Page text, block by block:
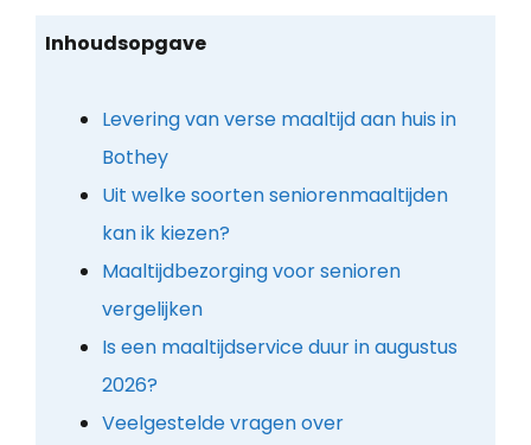
Inhoudsopgave
Levering van verse maaltijd aan huis in
Bothey
Uit welke soorten seniorenmaaltijden
kan ik kiezen?
Maaltijdbezorging voor senioren
vergelijken
Is een maaltijdservice duur in augustus
2026?
Veelgestelde vragen over